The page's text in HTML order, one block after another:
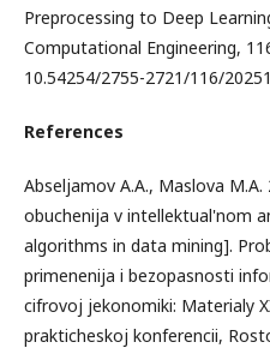
Preprocessing to Deep
Computational Engineering,
10.54254/2755-2721/116/
References
Abseljamov A.A., Maslova
obuchenija v intellektual'nom
algorithms in data mining].
primenenija i bezopasnosti
cifrovoj jekonomiki: Materialy
prakticheskoj konferencii,